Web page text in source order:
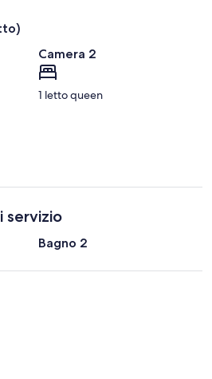
Camera 2
1 letto queen
servizio
Bagno 2